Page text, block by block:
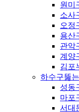
원미
소사
오정
용산
관악
계양
김포
하수구뚫
성동
마포
서대